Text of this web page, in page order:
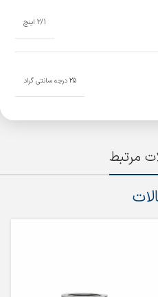
2/1 اینچ
25 درجه سانتی گراد
مرتبط